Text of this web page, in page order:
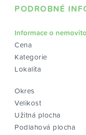
PODROBNÉ
Informace o
Cena
Kategorie
Lokalita
Okres
Velikost
Užitná plocha
Podlahová plocha